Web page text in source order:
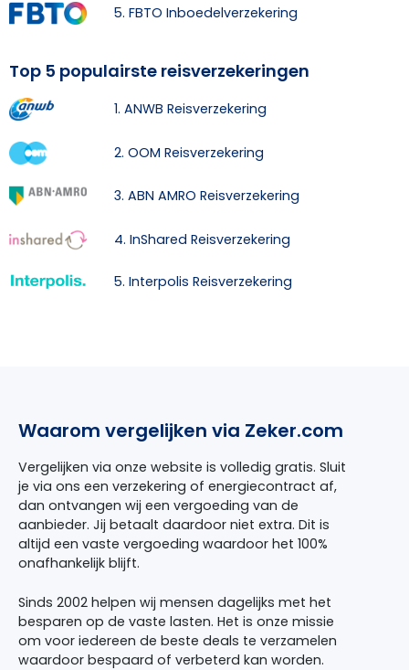
5. FBTO Inboedelverzekering
Top 5 populairste reisverzekeringen
1. ANWB Reisverzekering
2. OOM Reisverzekering
3. ABN AMRO Reisverzekering
4. InShared Reisverzekering
5. Interpolis Reisverzekering
Waarom vergelijken via Zeker.com
Vergelijken via onze website is volledig gratis. Sluit
je via ons een verzekering of energiecontract af,
dan ontvangen wij een vergoeding van de
aanbieder. Jij betaalt daardoor niet extra. Dit is
altijd een vaste vergoeding waardoor het 100%
onafhankelijk blijft.
Sinds 2002 helpen wij mensen dagelijks met het
besparen op de vaste lasten. Het is onze missie
om voor iedereen de beste deals te verzamelen
waardoor bespaard of verbeterd kan worden.